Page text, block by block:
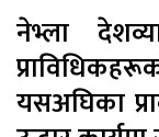
नेभ्ला
यसअघिका